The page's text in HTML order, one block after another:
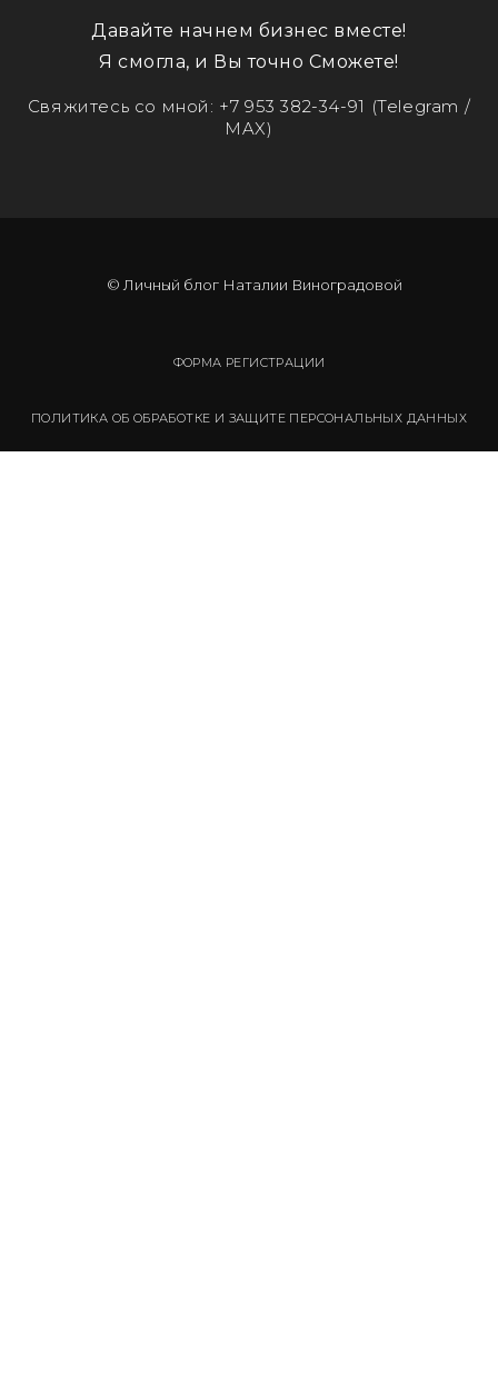
Давайте начнем бизнес вместе!
Я смогла, и Вы точно Сможете!
Свяжитесь со мной: +7 953 382-34-91 (Telegram /
MAX)
© Личный блог Наталии Виноградовой
ФОРМА РЕГИСТРАЦИИ
ПОЛИТИКА ОБ ОБРАБОТКЕ И ЗАЩИТЕ ПЕРСОНАЛЬНЫХ ДАННЫХ